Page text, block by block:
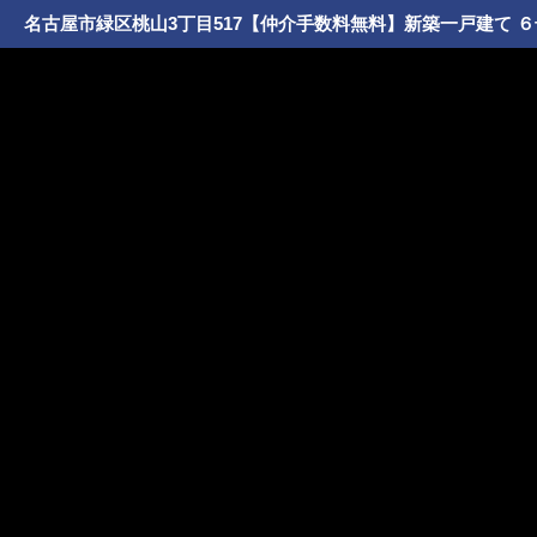
名古屋市緑区桃山3丁目517【仲介手数料無料】新築一戸建て